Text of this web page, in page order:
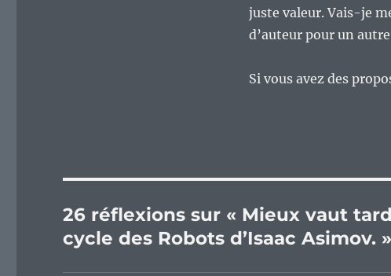
juste valeur. Vais-je
d’auteur pour un autre
Si vous avez des
26 réflexions sur « Mieux vaut
cycle des Robots d’Isaac Asimov. »